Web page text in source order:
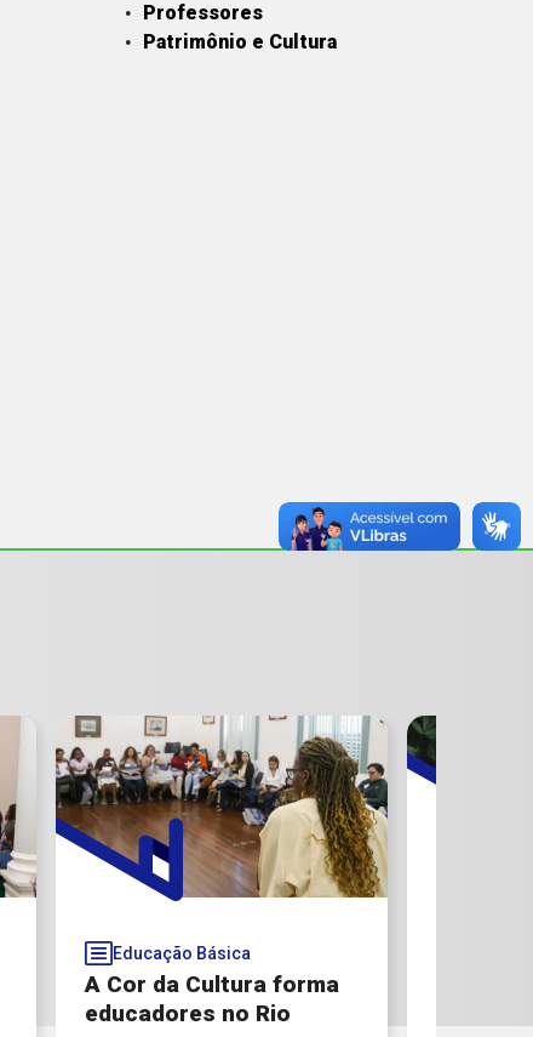
Professores
Patrimônio e Cultura
Educação Básica
A Cor da Cultura forma
educadores no Rio